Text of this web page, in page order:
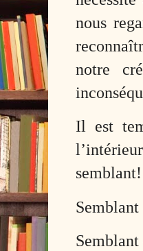
nous
notre
Il est
semblant!
Semblant